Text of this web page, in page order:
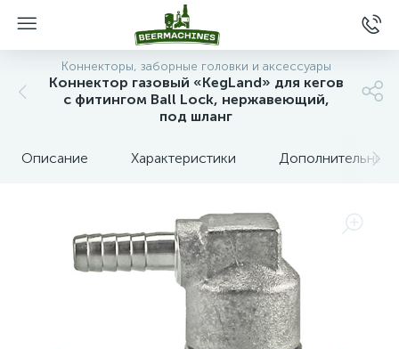
Коннекторы, заборные головки и аксессуары
Коннектор газовый «KegLand» для кегов
с фитингом Ball Lock, нержавеющий,
под шланг
Описание Характеристики Дополнительные